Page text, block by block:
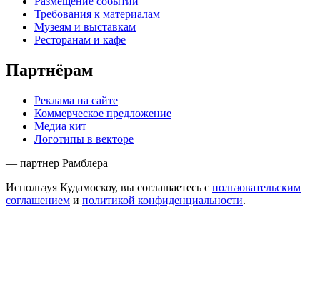
Требования к материалам
Музеям и выставкам
Ресторанам и кафе
Партнёрам
Реклама на сайте
Коммерческое предложение
Медиа кит
Логотипы в векторе
— партнер Рамблера
Используя Кудамоскоу, вы соглашаетесь с пользовательским
соглашением и политикой конфиденциальности.